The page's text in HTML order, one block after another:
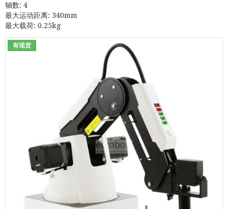
轴数: 4
最大运动距离: 340mm
最大载荷: 0.25kg
有现货